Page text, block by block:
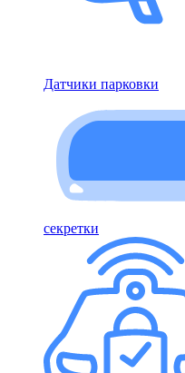
Датчики парковки
секретки